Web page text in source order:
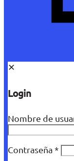
✕
Login
Nombre de
Contraseña *